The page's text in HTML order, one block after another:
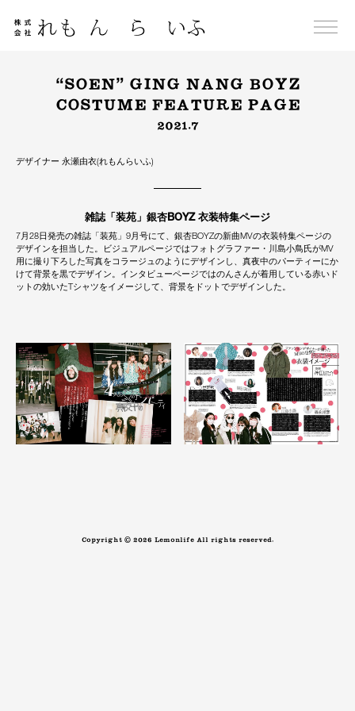
content
“SOEN” GING NANG BOYZ
COSTUME FEATURE PAGE
2021.7
デザイナー 永瀬由衣(れもんらいふ)
雑誌「装苑」銀杏BOYZ 衣装特集ページ
7月28日発売の雑誌「装苑」9月号にて、銀杏BOYZの新曲MVの衣装特集ページの
デザインを担当した。ビジュアルページではフォトグラファー・川島小鳥氏がMV
用に撮り下ろした写真をコラージュのようにデザインし、真夜中のパーティーにか
けて背景を黒でデザイン。インタビューページではのんさんが着用している赤いド
ットの効いたTシャツをイメージして、背景をドットでデザインした。
Copyright © 2026 Lemonlife All rights reserved.